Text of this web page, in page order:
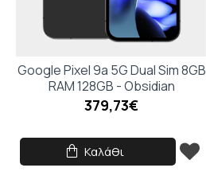
Google Pixel 9a 5G Dual Sim 8GB
RAM 128GB - Obsidian
379,73€
Καλάθι